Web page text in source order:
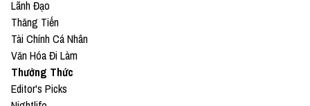
Lãnh Đạo
Thăng Tiến
Tài Chính Cá Nhân
Văn Hóa Đi Làm
Thưởng Thức
Editor's Picks